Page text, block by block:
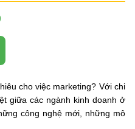
cho việc marketing? Với chi
giữa các ngành kinh doanh ở
công nghệ mới, những mô